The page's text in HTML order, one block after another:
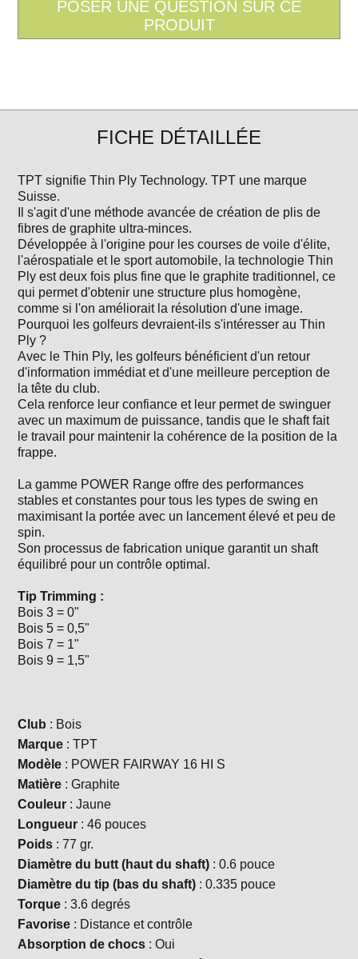
FICHE DÉTAILLÉE
TPT signifie Thin Ply Technology. TPT une marque
Suisse.
Il s'agit d'une méthode avancée de création de plis de
fibres de graphite ultra-minces.
Développée à l'origine pour les courses de voile d'élite,
l'aérospatiale et le sport automobile, la technologie Thin
Ply est deux fois plus fine que le graphite traditionnel, ce
qui permet d'obtenir une structure plus homogène,
comme si l'on améliorait la résolution d'une image.
Pourquoi les golfeurs devraient-ils s'intéresser au Thin
Ply ?
Avec le Thin Ply, les golfeurs bénéficient d'un retour
d'information immédiat et d'une meilleure perception de
la tête du club.
Cela renforce leur confiance et leur permet de swinguer
avec un maximum de puissance, tandis que le shaft fait
le travail pour maintenir la cohérence de la position de la
frappe.
La gamme POWER Range offre des performances
stables et constantes pour tous les types de swing en
maximisant la portée avec un lancement élevé et peu de
spin.
Son processus de fabrication unique garantit un shaft
équilibré pour un contrôle optimal.
Tip Trimming :
Bois 3 = 0"
Bois 5 = 0,5"
Bois 7 = 1"
Bois 9 = 1,5"
Club : Bois
Marque : TPT
Modèle : POWER FAIRWAY 16 HI S
Matière : Graphite
Couleur : Jaune
Longueur : 46 pouces
Poids : 77 gr.
Diamètre du butt (haut du shaft) : 0.6 pouce
Diamètre du tip (bas du shaft) : 0.335 pouce
Torque : 3.6 degrés
Favorise : Distance et contrôle
Absorption de chocs : Oui